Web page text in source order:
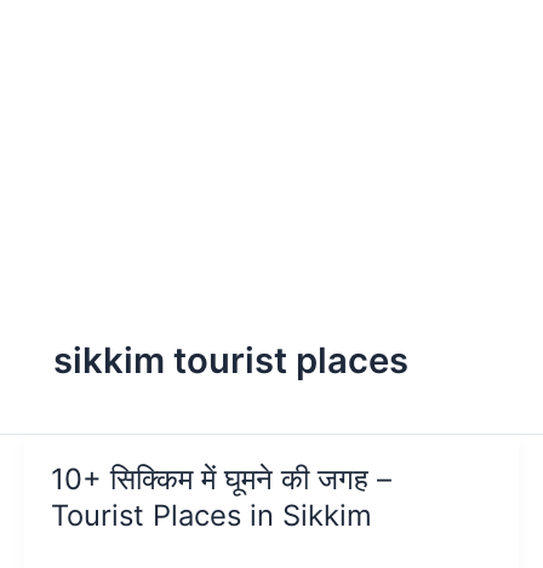
sikkim tourist places
10+ सिक्किम में घूमने की जगह –
Tourist Places in Sikkim